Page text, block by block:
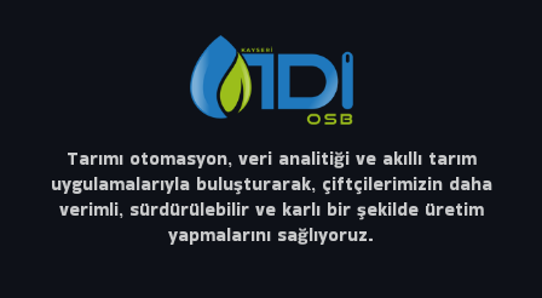
Tarımı otomasyon, veri analitiği ve akıllı tarım
uygulamalarıyla buluşturarak, çiftçilerimizin daha
verimli, sürdürülebilir ve karlı bir şekilde üretim
yapmalarını sağlıyoruz.